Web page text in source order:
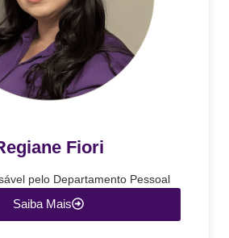
Fiori
pelo Departamento Pessoal
Saiba Mais